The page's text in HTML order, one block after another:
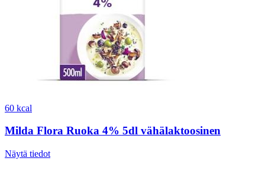
60 kcal
Milda Flora Ruoka 4% 5dl vähälaktoosinen
Näytä tiedot